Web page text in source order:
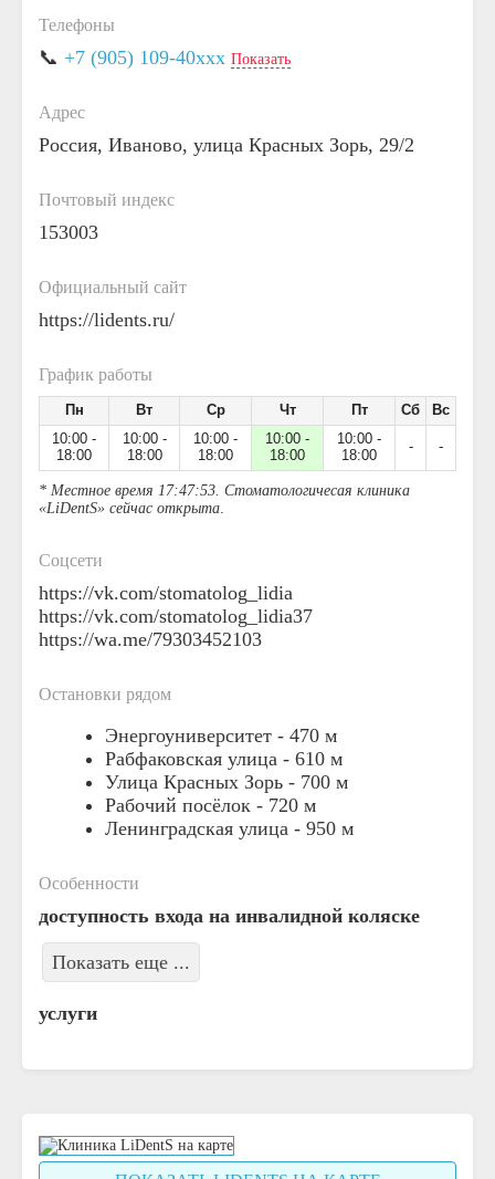
Телефоны
📞 +7 (905) 109-40xxx Показать
Адрес
Россия, Иваново, улица Красных Зорь, 29/2
Почтовый индекс
153003
Официальный сайт
https://lidents.ru/
График работы
Пн Вт Ср Чт Пт Сб
Вс
10:00 -
18:00
10:00 -
18:00
10:00 -
18:00
10:00 -
18:00
10:00 -
18:00
- -
* Местное время 17:47:53. Стоматологичесая клиника
«LiDentS» сейчас открыта.
Соцсети
https://vk.com/stomatolog_lidia
https://vk.com/stomatolog_lidia37
https://wa.me/79303452103
Остановки рядом
Энергоуниверситет - 470 м
Рабфаковская улица - 610 м
Улица Красных Зорь - 700 м
Рабочий посёлок - 720 м
Ленинградская улица - 950 м
Особенности
доступность входа на инвалидной коляске
Показать еще ...
услуги